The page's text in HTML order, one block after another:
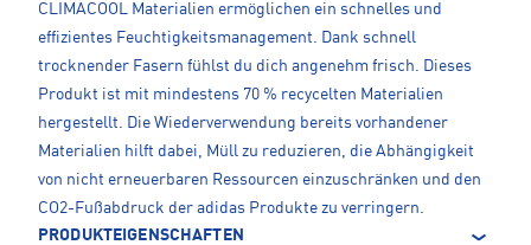
CLIMACOOL Materialien ermöglichen ein schnelles und
effizientes Feuchtigkeitsmanagement. Dank schnell
trocknender Fasern fühlst du dich angenehm frisch. Dieses
Produkt ist mit mindestens 70 % recycelten Materialien
hergestellt. Die Wiederverwendung bereits vorhandener
Materialien hilft dabei, Müll zu reduzieren, die Abhängigkeit
von nicht erneuerbaren Ressourcen einzuschränken und den
CO2-Fußabdruck der adidas Produkte zu verringern.
PRODUKTEIGENSCHAFTEN